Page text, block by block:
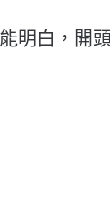
明白，開